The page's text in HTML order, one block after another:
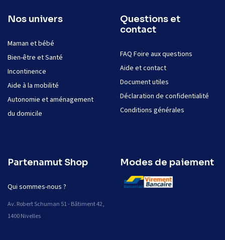
Nos univers
Maman et bébé
Bien-être et Santé
Incontinence
Aide à la mobilité
Autonomie et aménagement
du domicile
Questions et
contact
FAQ Foire aux questions
Aide et contact
Document utiles
Déclaration de confidentialité
Conditions générales
Partenamut Shop
Qui sommes-nous ?
Av. Robert Schuman 51 - Bâtiment 42,
1400 Nivelles
Modes de paiement